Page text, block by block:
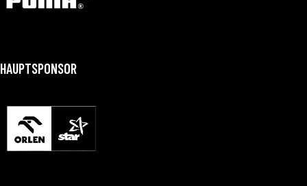
HAUPTSPONSOR